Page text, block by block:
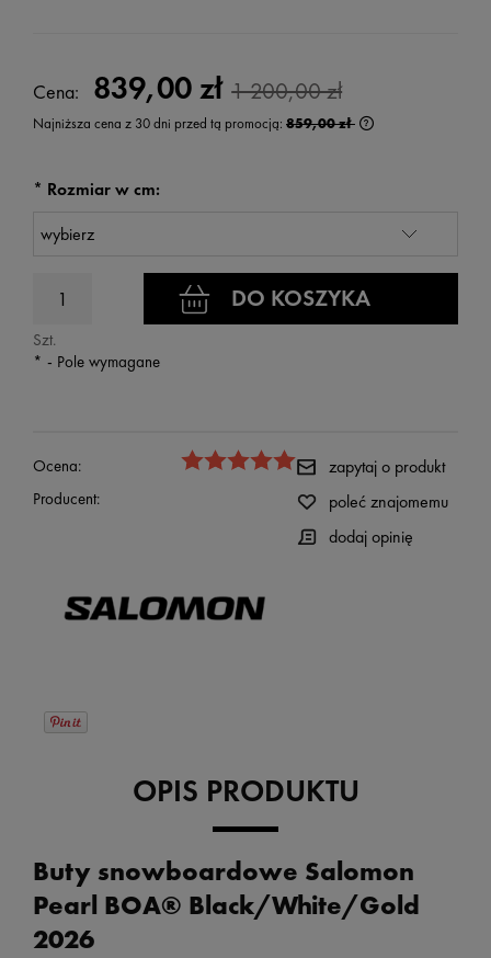
Cena: 839,00 zł 1 200,00 zł
Najniższa cena z 30 dni przed tą promocją: 859,00 zł
* Rozmiar w cm:
Szt.
DO KOSZYKA
* - Pole wymagane
Ocena:
Producent:
zapytaj o produkt
poleć znajomemu
dodaj opinię
OPIS PRODUKTU
Buty snowboardowe Salomon
Pearl BOA® Black/White/Gold
2026